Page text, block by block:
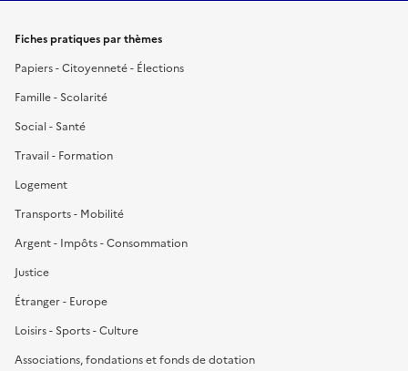
Fiches pratiques par thèmes
Papiers - Citoyenneté - Élections
Famille - Scolarité
Social - Santé
Travail - Formation
Logement
Transports - Mobilité
Argent - Impôts - Consommation
Justice
Étranger - Europe
Loisirs - Sports - Culture
Associations, fondations et fonds de dotation